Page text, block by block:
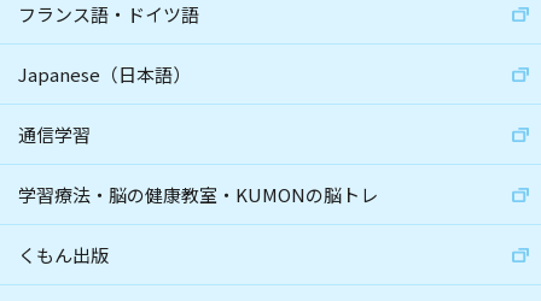
フランス語・ドイツ語
Japanese（日本語）
通信学習
学習療法・脳の健康教室・KUMONの脳トレ
くもん出版